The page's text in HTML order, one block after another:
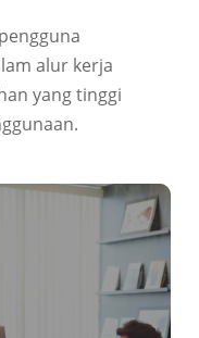
alur kerja
yang tinggi
語